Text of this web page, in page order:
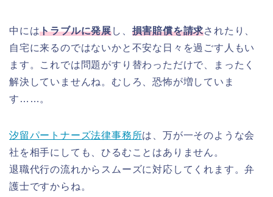
中にはトラブルに発展し、 損害賠償を請求されたり、
自宅に来るのではないかと不安な日々を過ごす人もい
ます。これでは問題がすり替わっただけで、まったく
解決していませんね。むしろ、恐怖が増していま
す……。
汐留パートナーズ法律事務所は、万が一そのような会
社を相手にしても、ひるむことはありません。
退職代行の流れからスムーズに対応してくれます。弁
護士ですからね。